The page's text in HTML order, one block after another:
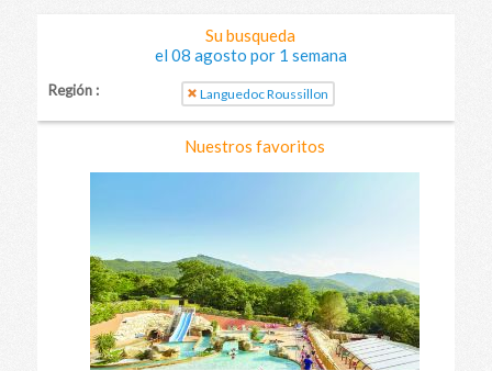
Su busqueda
el 08 agosto por 1 semana
Región : Languedoc Roussillon
Nuestros favoritos